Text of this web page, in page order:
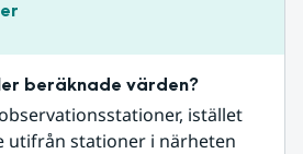
beräknade värden?
istället
utifrån stationer i närheten